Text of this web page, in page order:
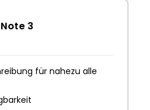
3
für nahezu alle